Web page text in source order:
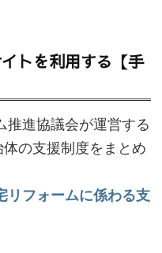
トを利用する【手
推進協議会が運営する
の支援制度をまとめ
リフォームに係わる支